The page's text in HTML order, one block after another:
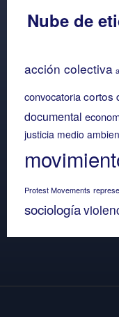
Nube de
acción colectiva
convocatoriacortos
documental
justicia medio
Protest Movements
sociología